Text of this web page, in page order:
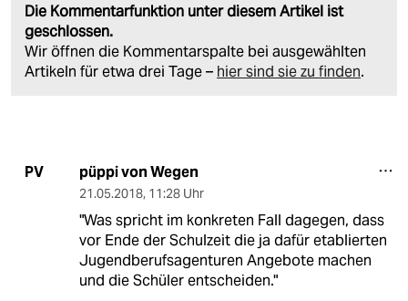
Die Kommentarfunktion unter diesem Artikel ist
geschlossen.
Wir öffnen die Kommentarspalte bei ausgewählten
Artikeln für etwa drei Tage – hier sind sie zu finden.
PV püppi von Wegen
21.05.2018, 11:28 Uhr
"Was spricht im konkreten Fall dagegen, dass
vor Ende der Schulzeit die ja dafür etablierten
Jugendberufsagenturen Angebote machen
und die Schüler entscheiden."